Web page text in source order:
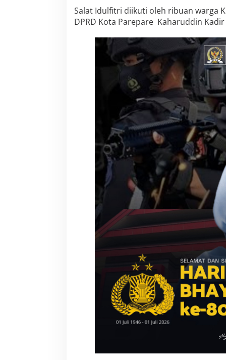
p
n
g
n
d
i
M
a
k
k
a
u
H
r
I
i
Salat Idulfitri diikuti oleh ribuan warga
DPRD Kota Parepare Kaharuddin